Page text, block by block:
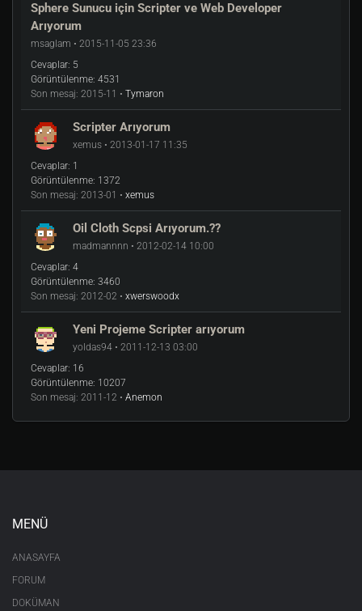
Sphere Sunucu için Scripter ve Web Developer
Arıyorum
msaglam • 2015-11-05 23:36
Cevaplar: 5
Görüntülenme: 4531
Son mesaj: 2015-11 • Tymaron
Scripter Arıyorum
xemus • 2013-01-17 11:35
Cevaplar: 1
Görüntülenme: 1372
Son mesaj: 2013-01 • xemus
Oil Cloth Scpsi Arıyorum.??
madmannnn • 2012-02-14 10:00
Cevaplar: 4
Görüntülenme: 3460
Son mesaj: 2012-02 • xwerswoodx
Yeni Projeme Scripter arıyorum
yoldas94 • 2011-12-13 03:00
Cevaplar: 16
Görüntülenme: 10207
Son mesaj: 2011-12 • Anemon
MENÜ
ANASAYFA
FORUM
DOKÜMAN